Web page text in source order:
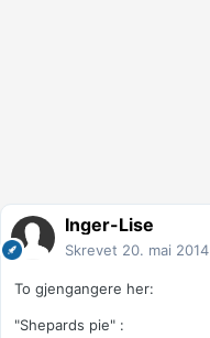
Inger-Lise
Skrevet 20. mai 2014
To gjengangere her:
"Shepards pie" :